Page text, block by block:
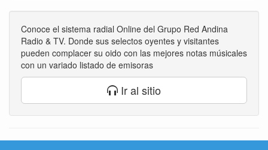
Conoce el sistema radial Online del Grupo Red Andina
Radio & TV. Donde sus selectos oyentes y visitantes
pueden complacer su oido con las mejores notas músicales
con un variado listado de emisoras
Ir al sitio